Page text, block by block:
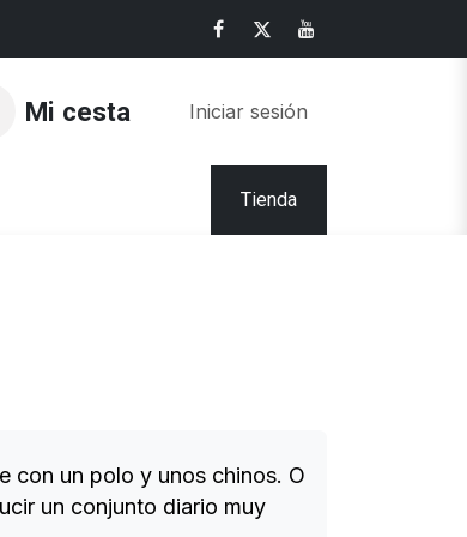
Mi cesta Iniciar sesión
Tienda
con un polo y unos chinos. O
un conjunto diario muy